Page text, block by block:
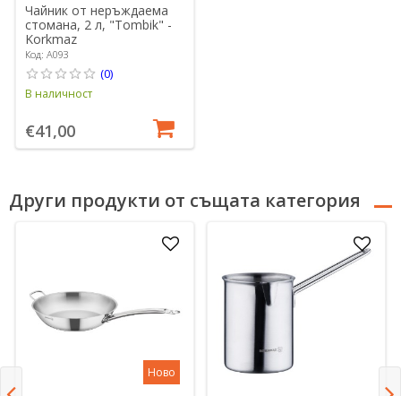
Чайник от неръждаема
стомана, 2 л, "Tombik" -
Korkmaz
Код: A093
(0)
В наличност
€41,00
Други продукти от същата категория
Ново